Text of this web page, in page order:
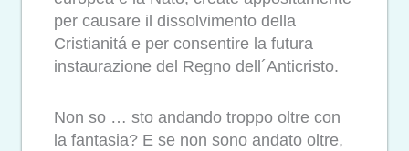
per causare il dissolvimento della
Cristianitá e per consentire la futura
instaurazione del Regno dell´Anticristo.
Non so … sto andando troppo oltre con
la fantasia? E se non sono andato oltre,